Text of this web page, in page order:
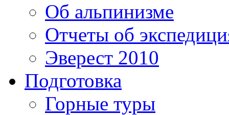
Об альпинизме
Отчеты об
Эверест 2010
Подготовка
Горные туры